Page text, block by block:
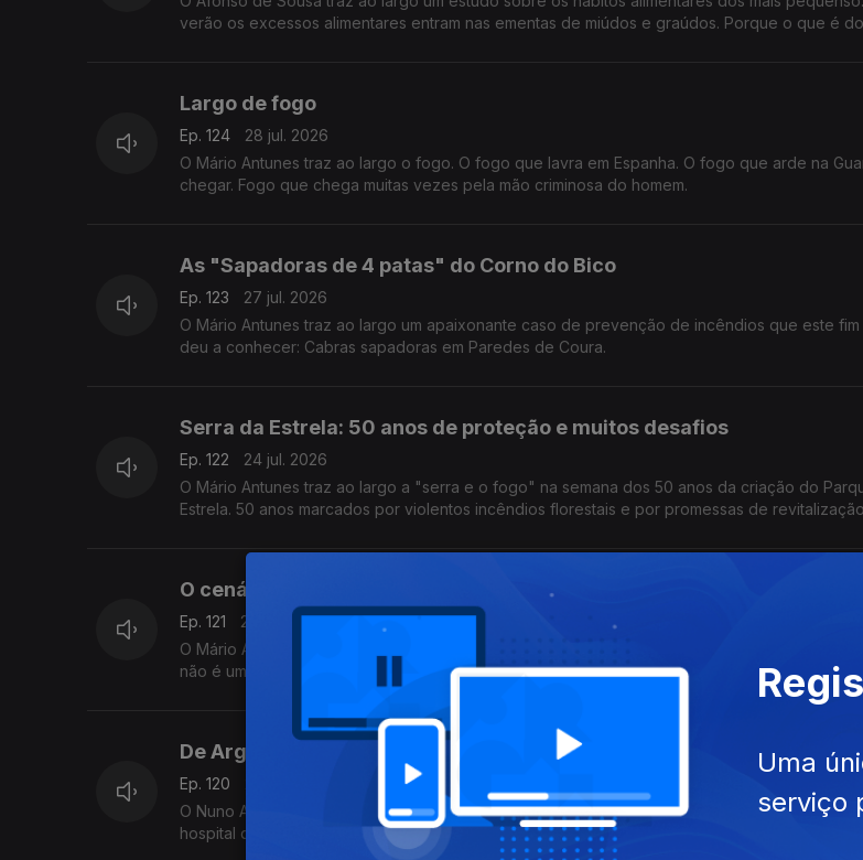
verão os excessos alimentares entram nas ementas de miúdos e graúdos. Porque o que é
Largo de fogo
Ep. 124
28 jul. 2026
O Mário Antunes traz ao largo o fogo. O fogo que lavra em Espanha. O fogo que arde na
chegar. Fogo que chega muitas vezes pela mão criminosa do homem.
As "Sapadoras de 4 patas" do Corno do Bico
Ep. 123
27 jul. 2026
O Mário Antunes traz ao largo um apaixonante caso de prevenção de incêndios que este fim
deu a conhecer: Cabras sapadoras em Paredes de Coura.
Serra da Estrela: 50 anos de proteção e muitos desafios
Ep. 122
24 jul. 2026
O Mário Antunes traz ao largo a "serra e o fogo" na semana dos 50 anos da criação do Parque Natural da Serra da
Estrela. 50 anos marcados por violentos incêndios florestais e por promessas de
O cenário das rendas "proibidas"
Ep. 121
23 jul. 2026
O Mário Antunes traz ao largo a crise da habitação. Uma crise que não é exclusiva do nosso
não é um exclusivo das grandes cidades.
De Argos, de Homero, ao Hospital de São João.
Ep. 120
O Nuno Amaral traz ao largo relações de lealdade. A lealdade dos animais de companhia e
hospital de São João. A unidade hospitalar autoriza agora a visita de animais a tutores
Uma
serviço